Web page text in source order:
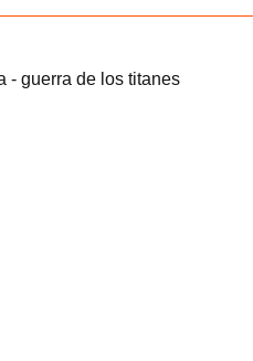
- guerra de los titanes